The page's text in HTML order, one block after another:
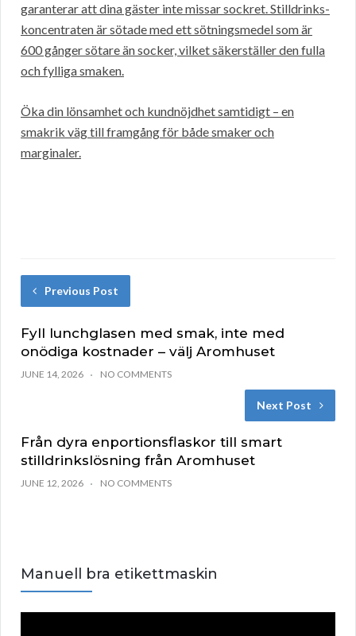
garanterar att dina gäster inte missar sockret. Stilldrinks-
koncentraten är sötade med ett sötningsmedel som är
600 gånger sötare än socker, vilket säkerställer den fulla
och fylliga smaken.
Öka din lönsamhet och kundnöjdhet samtidigt – en
smakrik väg till framgång för både smaker och
marginaler.
Previous Post
Fyll lunchglasen med smak, inte med
onödiga kostnader – välj Aromhuset
JUNE 14, 2026 NO COMMENTS
Next Post
Från dyra enportionsflaskor till smart
stilldrinkslösning från Aromhuset
JUNE 12, 2026 NO COMMENTS
Manuell bra etikettmaskin